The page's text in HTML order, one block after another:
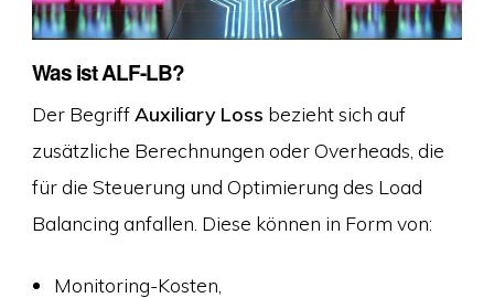
Was ist ALF-LB?
Der BegriffAuxiliary Loss bezieht sich auf
zusätzliche Berechnungen oder Overheads, die
für die Steuerung und Optimierung des Load
Balancing anfallen. Diese können in Form von:
Monitoring-Kosten,